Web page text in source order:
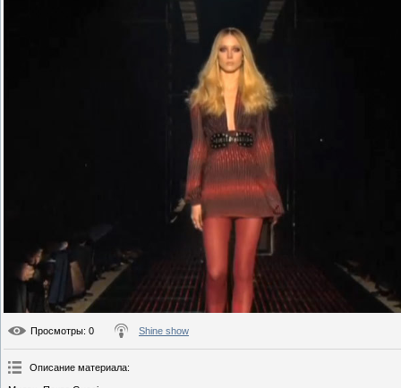
Просмотры: 0 Shine show
Описание материала: